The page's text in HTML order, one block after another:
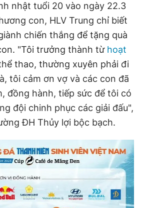
nhật tuổi 20 vào ngày 22.3
con, HLV Trung chỉ biết
chiến thắng để tặng quà
"Tôi trưởng thành từhoạt
thao, thường xuyên phải đi
tôi cảm ơn vợ và các con đã
đồng hành, tiếp sức để tôi có
đội chinh phục các giải đấu",
ĐH Thủy lợi bộc bạch.